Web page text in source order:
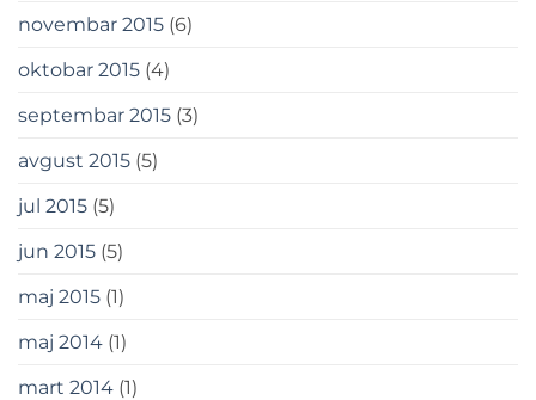
novembar 2015 (6)
oktobar 2015 (4)
septembar 2015 (3)
avgust 2015 (5)
jul 2015 (5)
jun 2015 (5)
maj 2015 (1)
maj 2014 (1)
mart 2014 (1)